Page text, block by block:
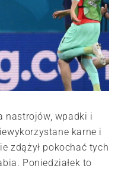
nastrojów, wpadki i
karne i
zdążył pokochać tych
Poniedziałek to